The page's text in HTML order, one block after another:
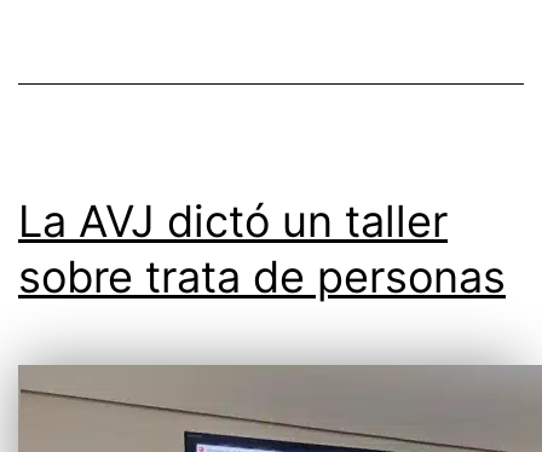
La AVJ dictó un taller
sobre trata de personas